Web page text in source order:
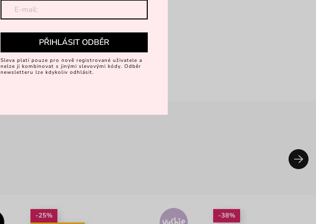
-25%
-38%
PŘIHLÁSIT ODBĚR
Sleva platí pouze pro nově registrované uživatele a
nelze ji kombinovat s jinými slevovými kódy. Odběr
newsletteru lze kdykoliv odhlásit.